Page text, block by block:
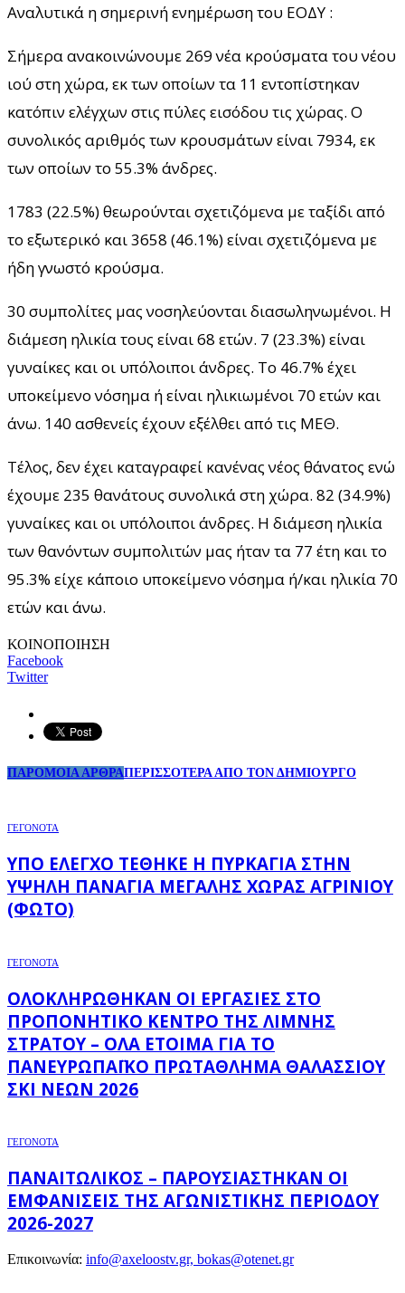
Αναλυτικά η σημερινή ενημέρωση του ΕΟΔΥ :
Σήμερα ανακοινώνουμε 269 νέα κρούσματα του νέου
ιού στη χώρα, εκ των οποίων τα 11 εντοπίστηκαν
κατόπιν ελέγχων στις πύλες εισόδου τις χώρας. Ο
συνολικός αριθμός των κρουσμάτων είναι 7934, εκ
των οποίων το 55.3% άνδρες.
1783 (22.5%) θεωρούνται σχετιζόμενα με ταξίδι από
το εξωτερικό και 3658 (46.1%) είναι σχετιζόμενα με
ήδη γνωστό κρούσμα.
30 συμπολίτες μας νοσηλεύονται διασωληνωμένοι. Η
διάμεση ηλικία τους είναι 68 ετών. 7 (23.3%) είναι
γυναίκες και οι υπόλοιποι άνδρες. To 46.7% έχει
υποκείμενο νόσημα ή είναι ηλικιωμένοι 70 ετών και
άνω. 140 ασθενείς έχουν εξέλθει από τις ΜΕΘ.
Τέλος, δεν έχει καταγραφεί κανένας νέος θάνατος ενώ
έχουμε 235 θανάτους συνολικά στη χώρα. 82 (34.9%)
γυναίκες και οι υπόλοιποι άνδρες. Η διάμεση ηλικία
των θανόντων συμπολιτών μας ήταν τα 77 έτη και το
95.3% είχε κάποιο υποκείμενο νόσημα ή/και ηλικία 70
ετών και άνω.
ΚΟΙΝΟΠΟΙΗΣΗ
Facebook
Twitter
ΠΑΡΟΜΟΙΑ ΑΡΘΡΑΠΕΡΙΣΣΟΤΕΡΑ ΑΠΟ ΤΟΝ ΔΗΜΙΟΥΡΓΟ
ΓΕΓΟΝΟΤΑ
ΥΠΌ ΈΛΕΓΧΟ ΤΈΘΗΚΕ Η ΠΥΡΚΑΓΙΆ ΣΤΗΝ
ΥΨΗΛΉ ΠΑΝΑΓΙΆ ΜΕΓΆΛΗΣ ΧΏΡΑΣ ΑΓΡΙΝΊΟΥ
(ΦΩΤΌ)
ΓΕΓΟΝΟΤΑ
ΟΛΟΚΛΗΡΏΘΗΚΑΝ ΟΙ ΕΡΓΑΣΊΕΣ ΣΤΟ
ΠΡΟΠΟΝΗΤΙΚΌ ΚΈΝΤΡΟ ΤΗΣ ΛΊΜΝΗΣ
ΣΤΡΆΤΟΥ – ΌΛΑ ΈΤΟΙΜΑ ΓΙΑ ΤΟ
ΠΑΝΕΥΡΩΠΑΪΚΌ ΠΡΩΤΆΘΛΗΜΑ ΘΑΛΆΣΣΙΟΥ
ΣΚΙ ΝΈΩΝ 2026
ΓΕΓΟΝΟΤΑ
ΠΑΝΑΙΤΩΛΙΚΌΣ – ΠΑΡΟΥΣΙΆΣΤΗΚΑΝ ΟΙ
ΕΜΦΑΝΊΣΕΙΣ ΤΗΣ ΑΓΩΝΙΣΤΙΚΉΣ ΠΕΡΙΌΔΟΥ
2026-2027
Επικοινωνία: info@axeloostv.gr, bokas@otenet.gr